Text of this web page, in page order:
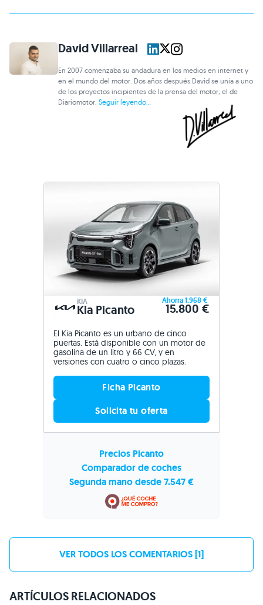
David Villarreal
En 2007 comenzaba su andadura en los medios en internet y
en el mundo del motor. Dos años después David se unía a uno
de los proyectos incipientes de la prensa del motor, el de
Diariomotor.Seguir leyendo...
KIA
Kia Picanto
Ahorra 1.968 €
15.800 €
El Kia Picanto es un urbano de cinco
puertas. Está disponible con un motor de
gasolina de un litro y 66 CV, y en
versiones con cuatro o cinco plazas.
Ficha Picanto
Solicita tu oferta
Precios Picanto
Comparador de coches
Segunda mano desde 7.547 €
VER TODOS LOS COMENTARIOS [1]
ARTÍCULOS RELACIONADOS